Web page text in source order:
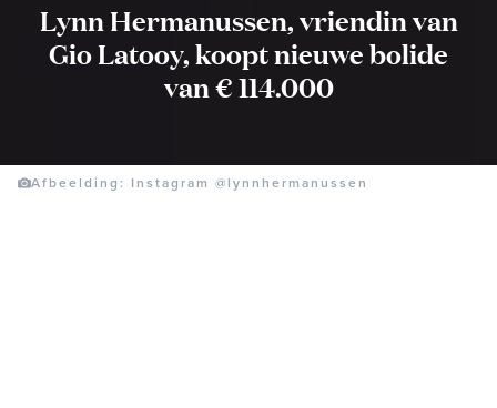
Lynn Hermanussen, vriendin van
Gio Latooy, koopt nieuwe bolide
van € 114.000
Afbeelding: Instagram @lynnhermanussen